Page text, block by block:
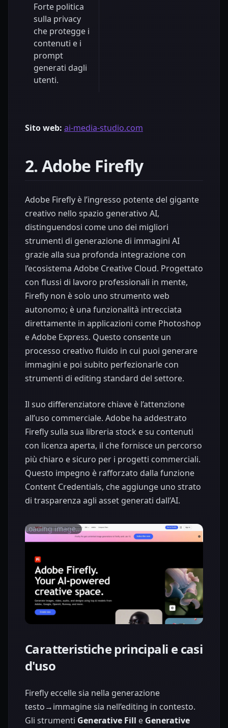
Forte politica
sulla privacy
che protegge i
contenuti e i
prompt
generati dagli
utenti.
Sito web: ai-media-studio.com
2. Adobe Firefly
Adobe Firefly è l’ingresso potente del gigante
creativo nello spazio generativo AI,
distinguendosi come uno dei migliori
strumenti di generazione di immagini AI
grazie alla sua profonda integrazione con
l’ecosistema Adobe Creative Cloud. Progettato
con flussi di lavoro professionali in mente,
Firefly non è solo uno strumento web
autonomo; è una funzionalità intrecciata
direttamente in applicazioni come Photoshop
e Adobe Express. Questo consente un
processo creativo fluido in cui puoi generare
immagini e poi subito perfezionarle con
strumenti di editing standard del settore.
Il suo differenziatore chiave è l’attenzione
all’uso commerciale. Adobe ha addestrato
Firefly sulla sua libreria stock e su contenuti
con licenza aperta, il che fornisce un percorso
più chiaro e sicuro per i progetti commerciali.
Questo impegno è rafforzato dalla funzione
Content Credentials, che aggiunge uno strato
di trasparenza agli asset generati dall’AI.
Loading image...
Caratteristiche principali e casi
d'uso
Firefly eccelle sia nella generazione
testo→immagine sia nell’editing in contesto.
Gli strumenti Generative Fill e Generative